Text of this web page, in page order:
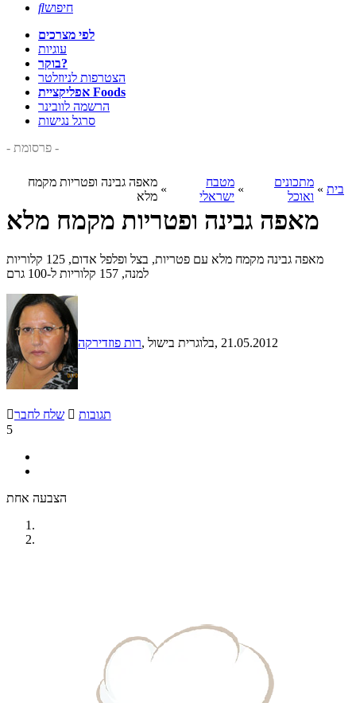
חיפוש
לפי מצרכים
עוגיות
בוקר?
הצטרפות לניוזלטר
אפליקציית Foods
הרשמה לוובינר
סרגל נגישות
- פרסומת -
בית »
מתכונים
ואוכל
»
מטבח
ישראלי
»
מאפה גבינה ופטריות מקמח
מלא
מאפה גבינה ופטריות מקמח מלא
מאפה גבינה מקמח מלא עם פטריות, בצל ופלפל אדום, 125 קלוריות
למנה, 157 קלוריות ל-100 גרם
רות פוזדירקה , בלוגרית בישול, 21.05.2012
שלח לחבר  תגובות
5
הצבעה אחת